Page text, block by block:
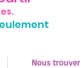
Nous trouver